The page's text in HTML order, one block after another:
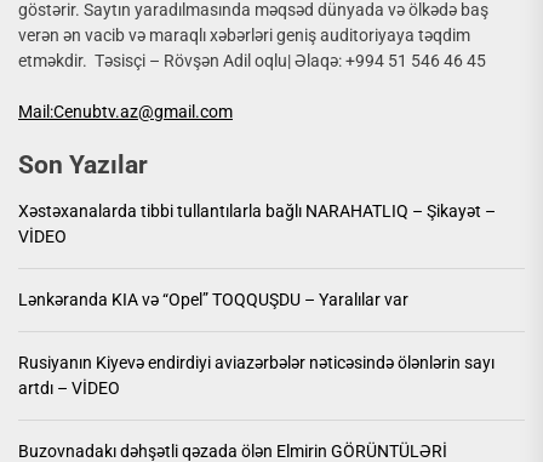
göstərir. Saytın yaradılmasında məqsəd dünyada və ölkədə baş
verən ən vacib və maraqlı xəbərləri geniş auditoriyaya təqdim
etməkdir. Təsisçi – Rövşən Adil oqlu| Əlaqə: +994 51 546 46 45
Mail:Cenubtv.az@gmail.com
Son Yazılar
Xəstəxanalarda tibbi tullantılarla bağlı NARAHATLIQ – Şikayət –
VİDEO
Lənkəranda KIA və “Opel” TOQQUŞDU – Yaralılar var
Rusiyanın Kiyevə endirdiyi aviazərbələr nəticəsində ölənlərin sayı
artdı – VİDEO
Buzovnadakı dəhşətli qəzada ölən Elmirin GÖRÜNTÜLƏRİ